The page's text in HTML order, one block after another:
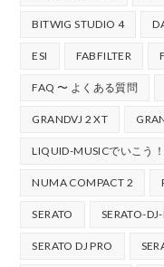
BITWIG STUDIO 4
ESI FABFILTER
FAQ 〜 よくある質問
GRANDVJ 2 XT
LIQUID-MUSICでいこう！
NUMA COMPACT 2
SERATO SERATO-
SERATO DJ PRO